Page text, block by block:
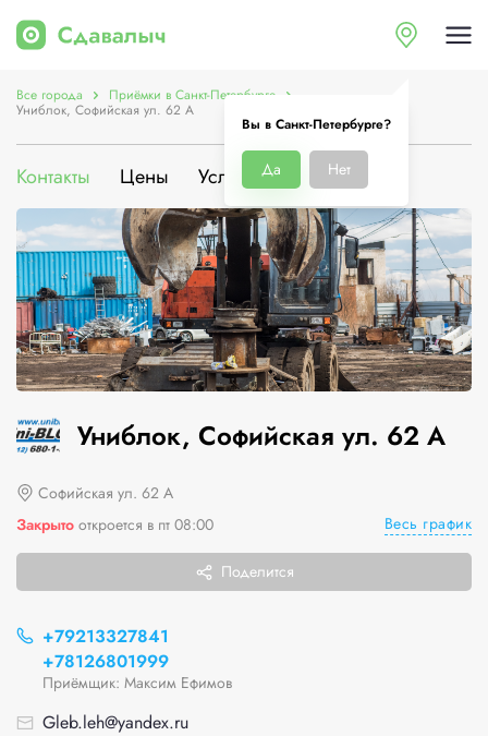
Вы в Санкт-Петербурге?
Да Нет
Все города Приёмки в Санкт-Петербурге
Униблок, Софийская ул. 62 А
Контакты Цены Услуги О компании
Униблок, Софийская ул. 62 А
Софийская ул. 62 А
Закрыто откроется в пт 08:00 Весь график
Поделится
+79213327841
+78126801999
Приёмщик: Максим Ефимов
Gleb.leh@yandex.ru